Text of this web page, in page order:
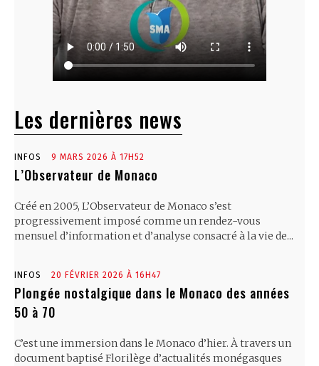
Les dernières news
INFOS 9 MARS 2026 À 17H52
L’Observateur de Monaco
Créé en 2005, L’Observateur de Monaco s’est
progressivement imposé comme un rendez-vous
mensuel d’information et d’analyse consacré à la vie de...
INFOS 20 FÉVRIER 2026 À 16H47
Plongée nostalgique dans le Monaco des années
50 à 70
C’est une immersion dans le Monaco d’hier. À travers un
document baptisé Florilège d’actualités monégasques